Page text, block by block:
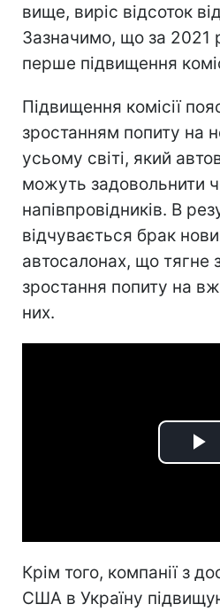
вище, виріс відсоток
Зазначимо, що за 2021
перше підвищення
Підвищення комісії
зростанням попиту на
усьому світі, який
можуть задовольнити
напівпровідників. В
відчувається брак
автосалонах, що тягне
зростання попиту на
них.
Крім того, компанії з
США в Україну